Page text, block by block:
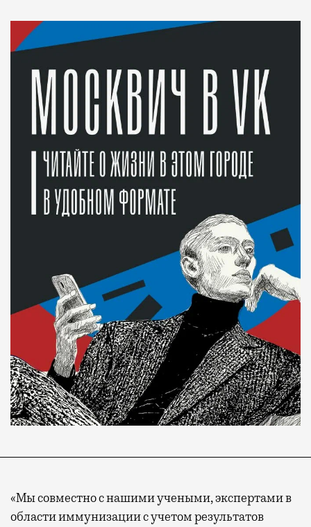
«Мы совместно с нашими учеными, экспертами в
области иммунизации с учетом результатов